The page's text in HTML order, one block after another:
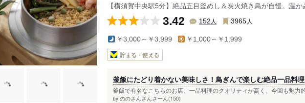
【横須賀中央駅5分】絶品五目釜めし＆炭火焼き鳥が自慢。温
3.42 152 人 3965 人
￥3,000～￥3,999 ￥1,000～￥1,999
貯まる・使える
釜飯にたどり着かない美味しさ！鳥ぎんで楽しむ絶品一品料
釜飯で有名なこちらのお店、一品料理のクオリティが高く、今回も魅力
by ののさんさんさーん(150)